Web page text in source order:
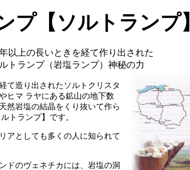
プ【ソルトランプ】
以上の長いときを経て作り出された
トランプ（岩塩ランプ）神秘の力
て造り出されたソルトクリスタ
ヒマ ラヤにある鉱山の地下数
然岩塩の結晶をくり抜いて作ら
トランプ】です。
アとしても多くの人に知られて
ドのヴェネチカには、岩塩の洞